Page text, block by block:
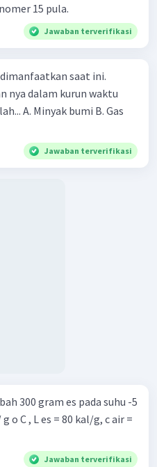
15 pula.
Jawaban terverifikasi
saat ini.
nya dalam kurun waktu
A. Minyak bumi B. Gas
Jawaban terverifikasi
300 gram es pada suhu -5
o C , L es = 80 kal/g, c air =
Jawaban terverifikasi